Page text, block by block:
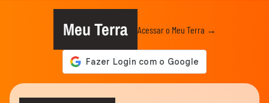
Meu Terra Acessar o Meu Terra →